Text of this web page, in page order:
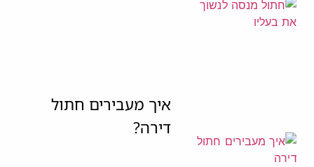
איך מעבירים חתול
דירה?